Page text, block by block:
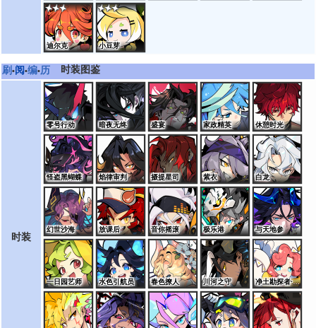
迪尔克 小豆芽
刷•阅•编•历 时装图鉴
时装
零号行动 暗夜无终 盛宴 家政精英 休憩时光
怪盗黑蝴蝶 焰律审判 摄提星司 紫衣 白龙
幻世沙海 放课后 音你摇滚 极乐港 与天地参
一日园艺师 水色引航员 春色撩人 川河之守 净土勘探者·桑特诺娃